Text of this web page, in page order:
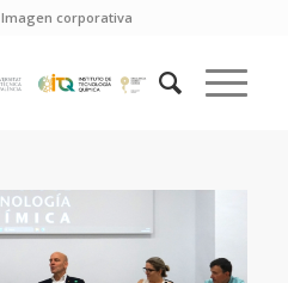
Imagen corporativa